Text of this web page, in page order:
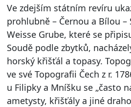
Ve zdejším státním revíru
prohlubně – Černou a Bílou –
Weisse Grube, které se
Soudě podle zbytků,
horský křišťál a topasy.
ve své Topografii Čech z r.
u Filipky a Mníšku se „často
ametysty, křišťály a jiné